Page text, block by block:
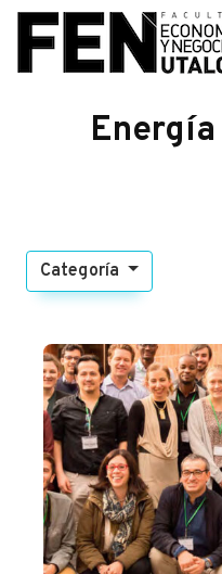
Categoría